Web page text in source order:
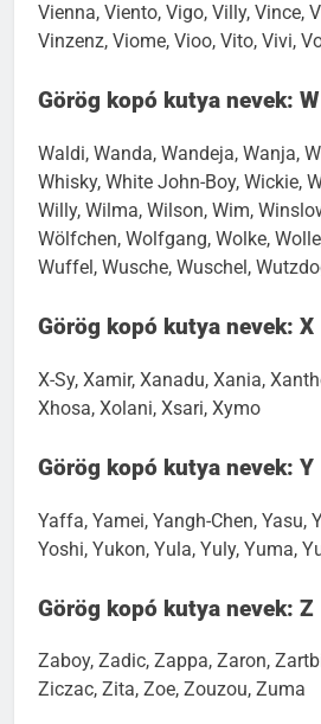
Vienna, Viento, Vigo, Villy, Vince,
Vinzenz, Viome, Vioo, Vito, Vivi,
Görög kopó kutya nevek: W
Waldi, Wanda, Wandeja, Wanja,
Whisky, White John-Boy, Wickie,
Willy, Wilma, Wilson, Wim,
Wölfchen, Wolfgang, Wolke,
Wuffel, Wusche, Wuschel,
Görög kopó kutya nevek: X
X-Sy, Xamir, Xanadu, Xania,
Xhosa, Xolani, Xsari, Xymo
Görög kopó kutya nevek: Y
Yaffa, Yamei, Yangh-Chen, Yasu,
Yoshi, Yukon, Yula, Yuly, Yuma,
Görög kopó kutya nevek: Z
Zaboy, Zadic, Zappa, Zaron,
Ziczac, Zita, Zoe, Zouzou, Zuma